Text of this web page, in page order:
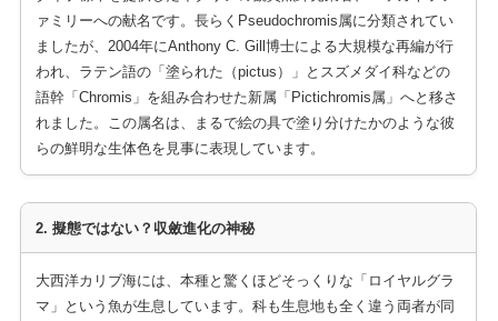
ァミリーへの献名です。長らくPseudochromis属に分類されてい
ましたが、2004年にAnthony C. Gill博士による大規模な再編が行
われ、ラテン語の「塗られた（pictus）」とスズメダイ科などの
語幹「Chromis」を組み合わせた新属「Pictichromis属」へと移さ
れました。この属名は、まるで絵の具で塗り分けたかのような彼
らの鮮明な生体色を見事に表現しています。
2. 擬態ではない？収斂進化の神秘
大西洋カリブ海には、本種と驚くほどそっくりな「ロイヤルグラ
マ」という魚が生息しています。科も生息地も全く違う両者が同